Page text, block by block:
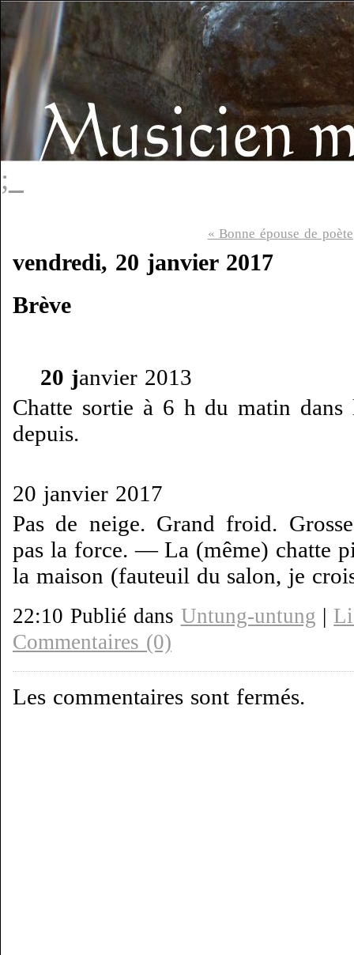
;_
« Bonne épouse de poète
vendredi, 20 janvier 2017
Brève
20 janvier 2013
Chatte sortie à 6 h du matin dans
depuis.
20 janvier 2017
Pas de neige. Grand froid.
pas la force. — La (même) chatte
la maison (fauteuil du salon, je
22:10 Publié dans Untung-untung |
Commentaires (0)
Les commentaires sont fermés.